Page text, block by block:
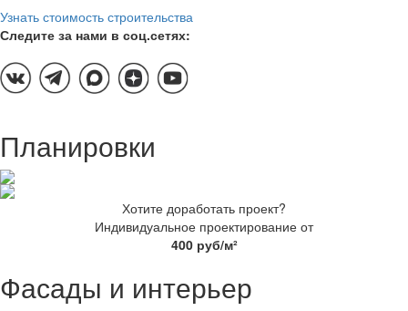
Узнать стоимость строительства
Следите за нами в соц.сетях:
Планировки
Хотите доработать проект?
Индивидуальное проектирование от
400 руб/м²
Фасады и интерьер